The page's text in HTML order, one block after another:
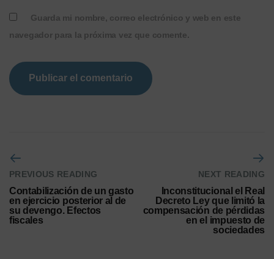
Guarda mi nombre, correo electrónico y web en este
navegador para la próxima vez que comente.
PREVIOUS READING
Contabilización de un gasto
en ejercicio posterior al de
su devengo. Efectos
fiscales
NEXT READING
Inconstitucional el Real
Decreto Ley que limitó la
compensación de pérdidas
en el impuesto de
sociedades